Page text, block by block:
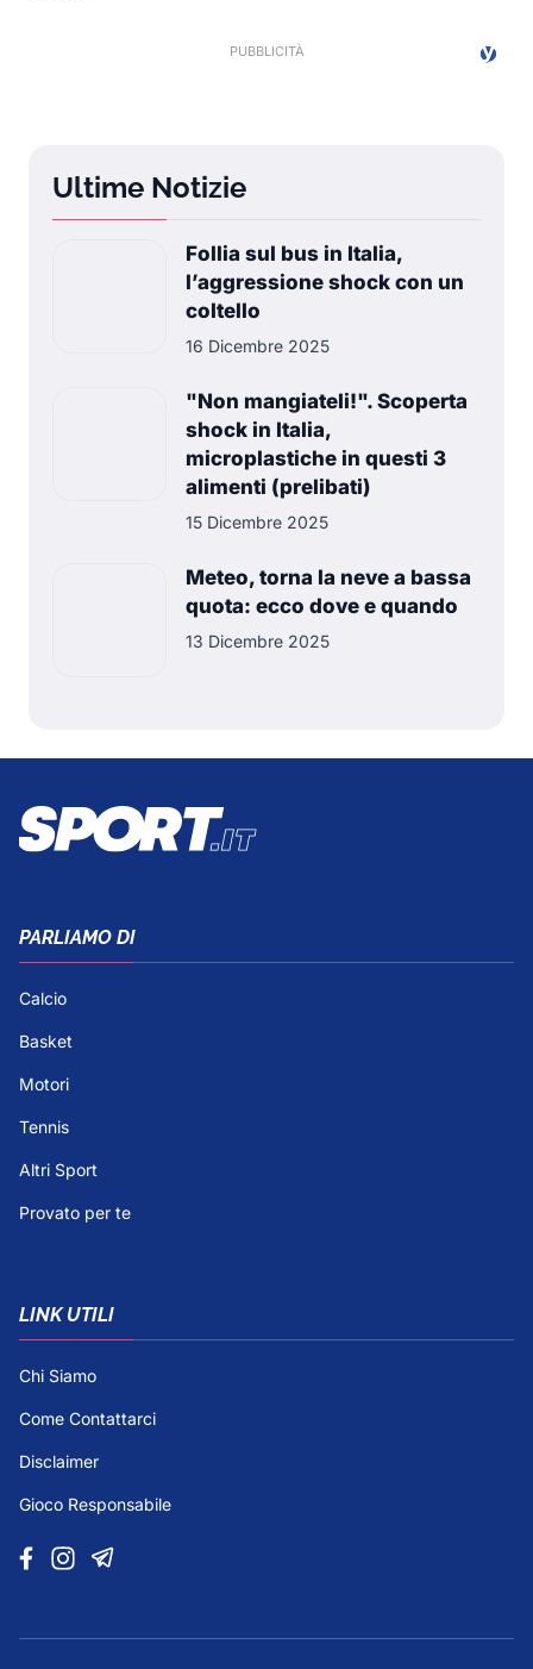
Ultime Notizie
Follia sul bus in Italia,
l’aggressione shock con un
coltello
16 Dicembre 2025
"Non mangiateli!". Scoperta
shock in Italia,
microplastiche in questi 3
alimenti (prelibati)
15 Dicembre 2025
Meteo, torna la neve a bassa
quota: ecco dove e quando
13 Dicembre 2025
PARLIAMO DI
Calcio
Basket
Motori
Tennis
Altri Sport
Provato per te
LINK UTILI
Chi Siamo
Come Contattarci
Disclaimer
Gioco Responsabile